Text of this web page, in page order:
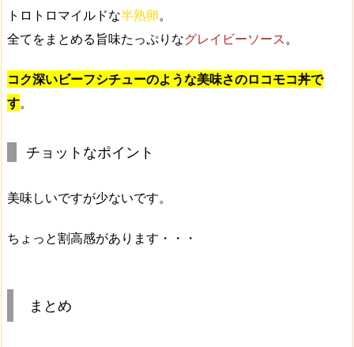
トロトロマイルドな半熟卵。
全てをまとめる旨味たっぷりなグレイビーソース。
コク深いビーフシチューのような美味さのロコモコ丼で
す。
チョットなポイント
美味しいですが少ないです。
ちょっと割高感があります・・・
まとめ